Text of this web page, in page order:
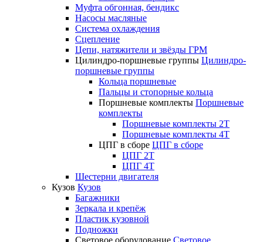
Муфта обгонная, бендикс
Насосы масляные
Система охлаждения
Сцепление
Цепи, натяжители и звёзды ГРМ
Цилиндро-поршневые группы Цилиндро-
поршневые группы
Кольца поршневые
Пальцы и стопорные кольца
Поршневые комплекты Поршневые
комплекты
Поршневые комплекты 2T
Поршневые комплекты 4T
ЦПГ в сборе ЦПГ в сборе
ЦПГ 2T
ЦПГ 4T
Шестерни двигателя
Кузов Кузов
Багажники
Зеркала и крепёж
Пластик кузовной
Подножки
Световое оборудование Световое